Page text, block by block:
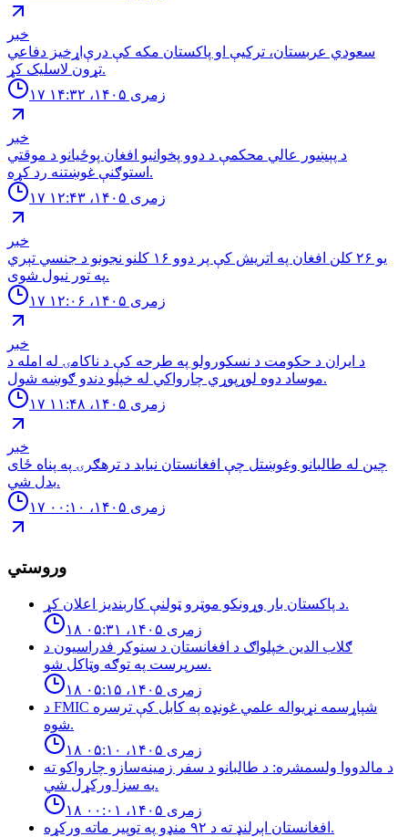
خبر
سعودي عربستان، ترکیې او پاکستان مکه کې درې‌اړخیز دفاعي
تړون لاسلیک کړ.
۱۷ زمری ۱۴۰۵، ۱۴:۳۲
خبر
د پېښور عالي محکمې د دوو پخوانیو افغان پوځیانو د موقتي
استوګنې غوښتنه رد کړه.
۱۷ زمری ۱۴۰۵، ۱۲:۴۳
خبر
یو ۲۶ کلن افغان په اتریش کې پر دوو ۱۶ کلنو نجونو د جنسي تېري
په تور نیول شوی.
۱۷ زمری ۱۴۰۵، ۱۲:۰۶
خبر
د ایران د حکومت د نسکورولو په طرحه کې د ناکامۍ له امله د
موساد دوه لوړپوړي چارواکي له خپلو دندو ګوښه شول.
۱۷ زمری ۱۴۰۵، ۱۱:۴۸
خبر
چین له طالبانو وغوښتل چې افغانستان نباید د ترهګرۍ په پناه ځای
بدل شي.
۱۷ زمری ۱۴۰۵، ۰۰:۱۰
وروستي
د پاكستان بار وړونكو موټرو ټولنې كاربنديز اعلان كړ.
۱۸ زمری ۱۴۰۵، ۰۵:۳۱
ګلاب الدین خپلواګ د افغانستان د سنوکر فدراسیون د
سرپرست په توګه وټاکل شو.
۱۸ زمری ۱۴۰۵، ۰۵:۱۵
د FMIC شپاړسمه نړیواله علمي غونډه په کابل کې ترسره
شوه.
۱۸ زمری ۱۴۰۵، ۰۵:۱۰
د مالدووا ولسمشره: د طالبانو د سفر زمینه‌سازو چارواکو ته
به سزا ورکړل شي.
۱۸ زمری ۱۴۰۵، ۰۰:۰۱
افغانستان اېرلنډ ته د ٩٢ منډو په توپیر ماته وركړه.